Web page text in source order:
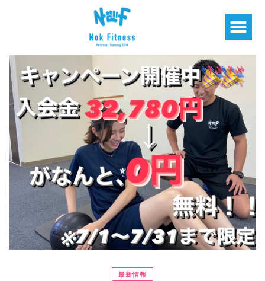
最新情報